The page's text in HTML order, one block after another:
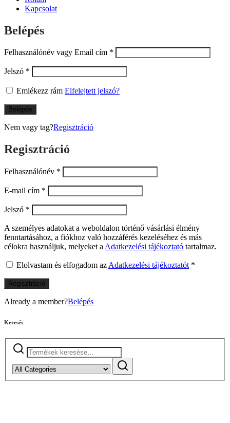
Nem vagy tag?Regisztráció
Regisztráció
Felhasználónév *
E-mail cím*
Jelszó*
A személyes adatokat a weboldalon történő vásárlási élmény
fenntartásához, a fiókhoz való hozzáférés kezeléséhez és más
célokra használjuk, melyeket a
Elolvastam és elfogadom az
Already a member?Belépés
a
következőre: